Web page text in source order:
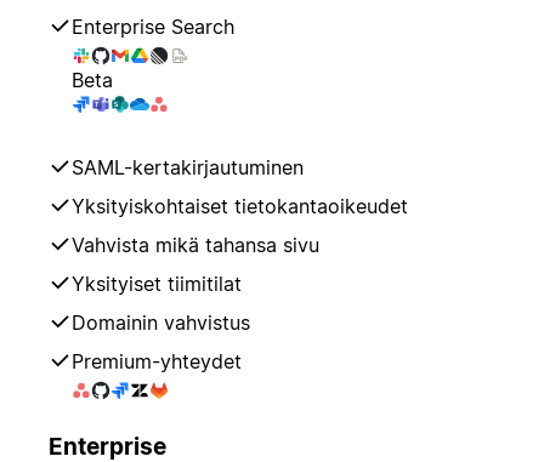
Enterprise Search
Beta
SAML-kertakirjautuminen
Yksityiskohtaiset tietokantaoikeudet
Vahvista mikä tahansa sivu
Yksityiset tiimitilat
Domainin vahvistus
Premium-yhteydet
Enterprise